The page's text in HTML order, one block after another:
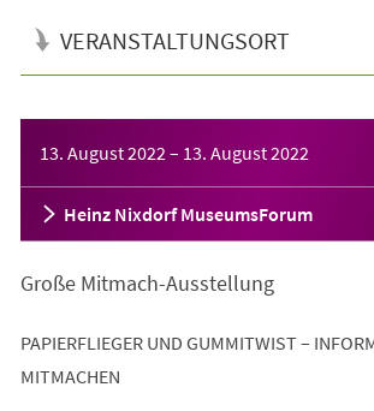
VERANSTALTUNGSORT
13. August 2022 – 13. August 2022
Heinz Nixdorf MuseumsForum
Große Mitmach-Ausstellung
PAPIERFLIEGER UND GUMMITWIST –
MITMACHEN